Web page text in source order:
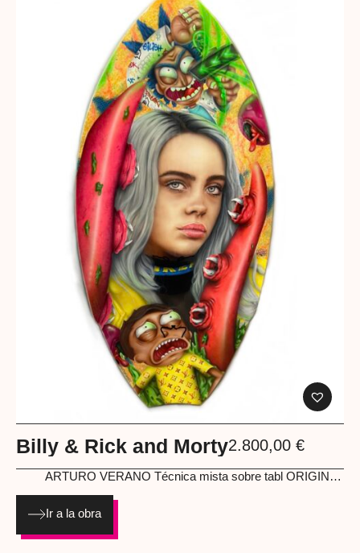
Billy & Rick and Morty2.800,00 €
ARTURO VERANO Técnica mista sobre tabl ORIGINAL
Ir a la obra